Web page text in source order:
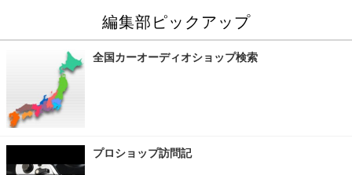
編集部ピックアップ
全国カーオーディオショップ検索
プロショップ訪問記